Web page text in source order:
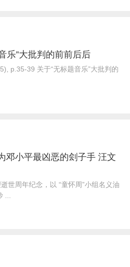
乐”大批判的前前后后
p.35-39 关于“无标题音乐”大批判的
邓小平最凶恶的刽子手 汪文
周年纪念，以 “童怀周”小组名义油
...